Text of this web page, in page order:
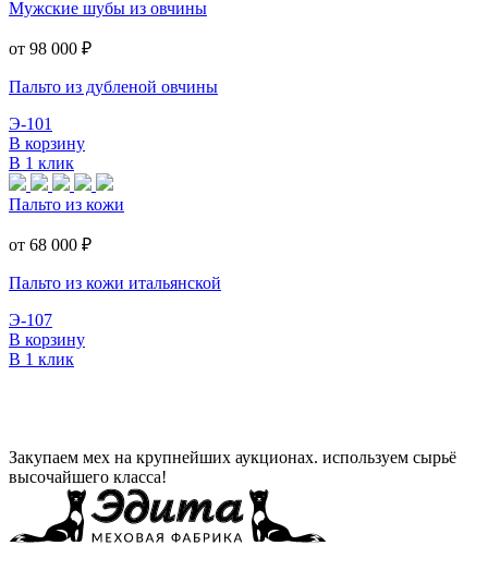
Мужские шубы из овчины
от 98 000 ₽
Пальто из дубленой овчины
Э-101
В корзину
В 1 клик
Пальто из кожи
от 68 000 ₽
Пальто из кожи итальянской
Э-107
В корзину
В 1 клик
Закупаем мех на крупнейших аукционах. используем сырьё
высочайшего класса!